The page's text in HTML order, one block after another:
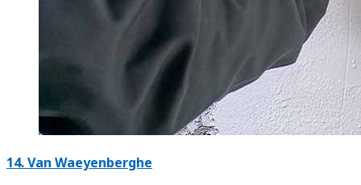
14. Van Waeyenberghe